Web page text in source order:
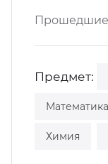
Прошедшие
Предмет:
Математика
Химия